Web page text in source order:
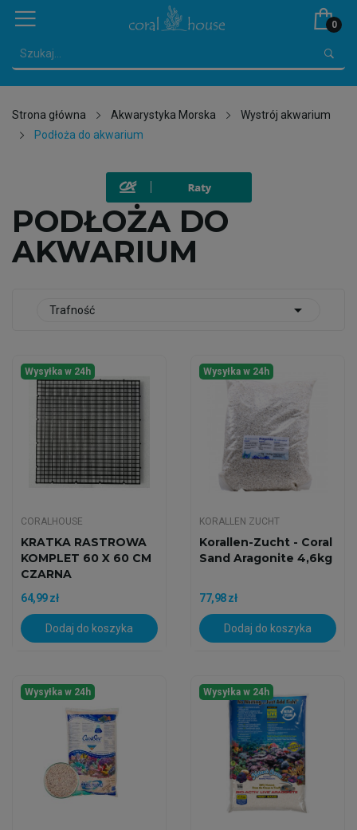
0
Strona główna Akwarystyka Morska
Wystrój akwarium
Podłoża do akwarium
PODŁOŻA DO
AKWARIUM
Trafność 
Wysyłka w 24h
CORALHOUSE
KRATKA RASTROWA
KOMPLET 60 X 60 CM
CZARNA
64,99 zł
Dodaj do koszyka
Wysyłka w 24h
KORALLEN ZUCHT
Korallen-Zucht - Coral
Sand Aragonite 4,6kg
77,98 zł
Dodaj do koszyka
Wysyłka w 24h Wysyłka w 24h